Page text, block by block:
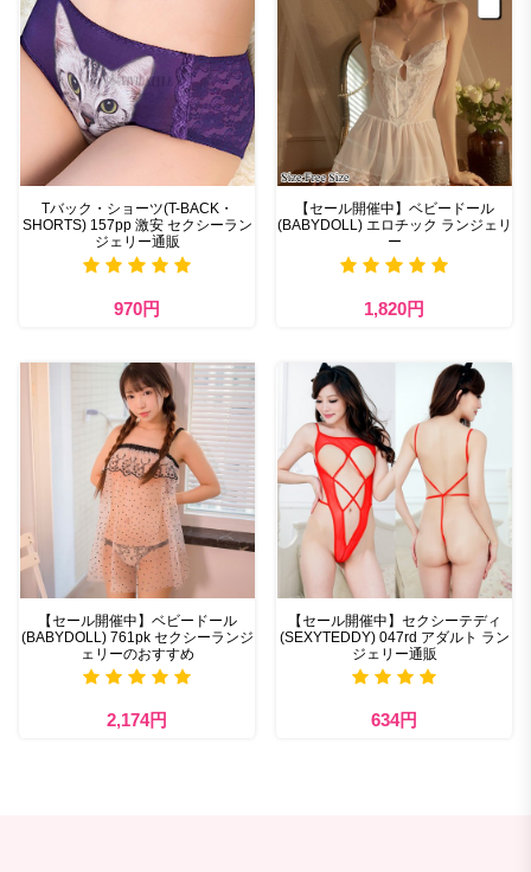
Tバック・ショーツ(T-BACK・
SHORTS) 157pp 激安 セクシーラン
ジェリー通販
970円
【セール開催中】ベビードール
(BABYDOLL) エロチック ランジェリ
ー
1,820円
【セール開催中】ベビードール
(BABYDOLL) 761pk セクシーランジ
ェリーのおすすめ
2,174円
【セール開催中】セクシーテディ
(SEXYTEDDY) 047rd アダルト ラン
ジェリー通販
634円